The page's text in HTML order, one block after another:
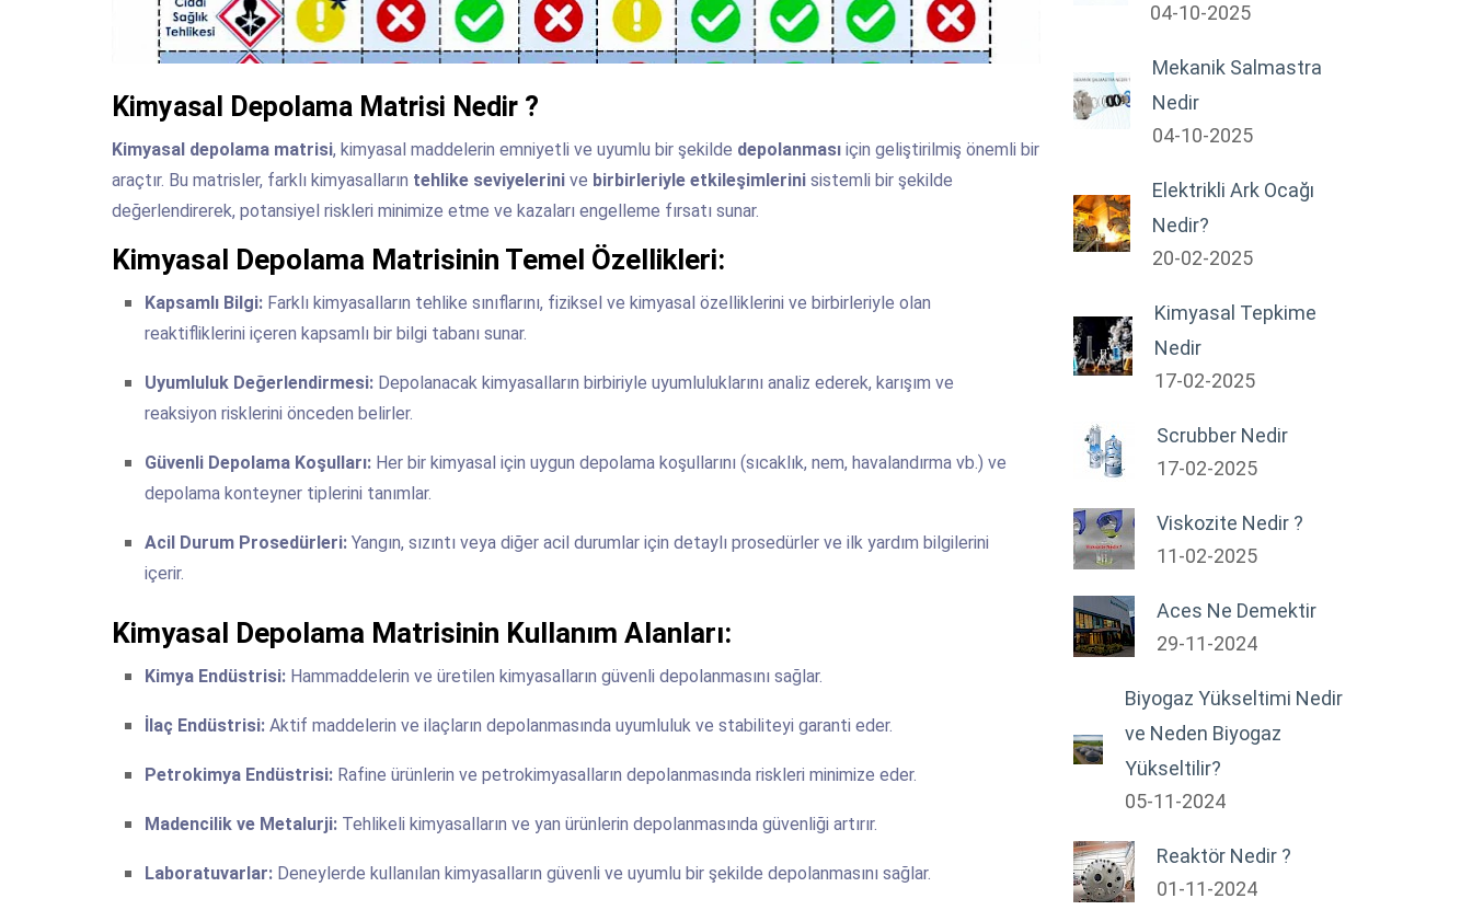
Kimyasal Depolama Matrisi Nedir ?
Kimyasal depolama matrisi, kimyasal maddelerin emniyetli ve uyumlu bir şekilde depolanması için geliştirilmiş önemli bir
araçtır. Bu matrisler, farklı kimyasalların tehlike seviyelerini ve birbirleriyle etkileşimlerini sistemli bir şekilde
değerlendirerek, potansiyel riskleri minimize etme ve kazaları engelleme fırsatı sunar.
Kimyasal Depolama Matrisinin Temel Özellikleri:
Kapsamlı Bilgi: Farklı kimyasalların tehlike sınıflarını, fiziksel ve kimyasal özelliklerini ve birbirleriyle olan
reaktifliklerini içeren kapsamlı bir bilgi tabanı sunar.
Uyumluluk Değerlendirmesi: Depolanacak kimyasalların birbiriyle uyumluluklarını analiz ederek, karışım ve
reaksiyon risklerini önceden belirler.
Güvenli Depolama Koşulları: Her bir kimyasal için uygun depolama koşullarını (sıcaklık, nem, havalandırma vb.) ve
depolama konteyner tiplerini tanımlar.
Acil Durum Prosedürleri: Yangın, sızıntı veya diğer acil durumlar için detaylı prosedürler ve ilk yardım bilgilerini
içerir.
Kimyasal Depolama Matrisinin Kullanım Alanları:
Kimya Endüstrisi: Hammaddelerin ve üretilen kimyasalların güvenli depolanmasını sağlar.
İlaç Endüstrisi: Aktif maddelerin ve ilaçların depolanmasında uyumluluk ve stabiliteyi garanti eder.
Petrokimya Endüstrisi: Rafine ürünlerin ve petrokimyasalların depolanmasında riskleri minimize eder.
Madencilik ve Metalurji: Tehlikeli kimyasalların ve yan ürünlerin depolanmasında güvenliği artırır.
Laboratuvarlar: Deneylerde kullanılan kimyasalların güvenli ve uyumlu bir şekilde depolanmasını sağlar.
04-10-2025
Mekanik Salmastra
Nedir
04-10-2025
Elektrikli Ark Ocağı
Nedir?
20-02-2025
Kimyasal Tepkime
Nedir
17-02-2025
Scrubber Nedir
17-02-2025
Viskozite Nedir ?
11-02-2025
Aces Ne Demektir
29-11-2024
Biyogaz Yükseltimi Nedir
ve Neden Biyogaz
Yükseltilir?
05-11-2024
Reaktör Nedir ?
01-11-2024